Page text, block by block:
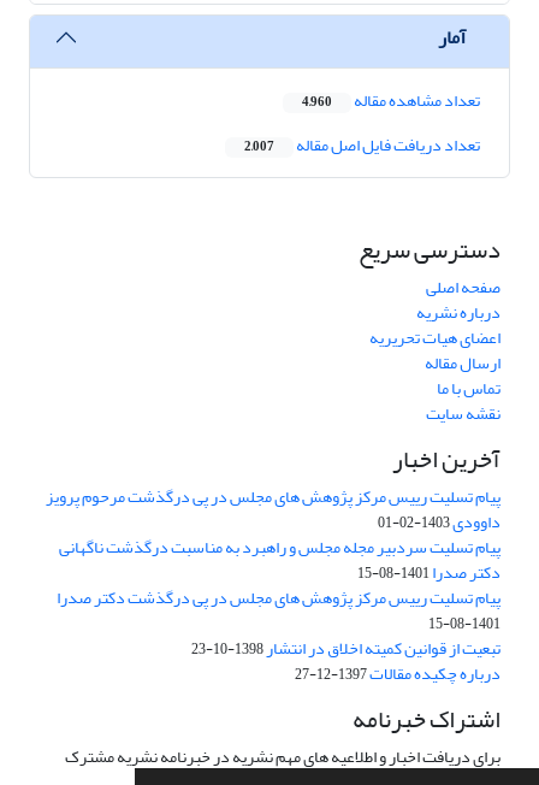
آمار
تعداد مشاهده مقاله 4,960
تعداد دریافت فایل اصل مقاله 2,007
دسترسی سریع
صفحه اصلی
درباره نشریه
اعضای هیات تحریریه
ارسال مقاله
تماس با ما
نقشه سایت
آخرین اخبار
پیام تسلیت رییس مرکز پژوهش های مجلس در پی درگذشت مرحوم پرویز
داوودی1403-02-01
پیام تسلیت سردبیر مجله مجلس و راهبرد به مناسبت درگذشت ناگهانی
دکتر صدرا1401-08-15
پیام تسلیت رییس مرکز پژوهش های مجلس در پی درگذشت دکتر صدرا
1401-08-15
تبعیت از قوانین کمیته اخلاق در انتشار1398-10-23
درباره چکیده مقالات1397-12-27
اشتراک خبرنامه
برای دریافت اخبار و اطلاعیه های مهم نشریه در خبرنامه نشریه مشترک